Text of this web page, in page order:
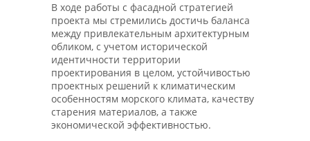
В ходе работы с фасадной стратегией
проекта мы стремились достичь баланса
между привлекательным архитектурным
обликом, с учетом исторической
идентичности территории
проектирования в целом, устойчивостью
проектных решений к климатическим
особенностям морского климата, качеству
старения материалов, а также
экономической эффективностью.